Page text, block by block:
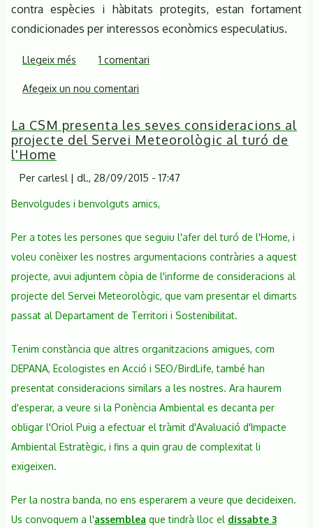
contra espècies i hàbitats protegits, estan fortament
condicionades per interessos econòmics especulatius.
Llegeix més sobre
asfaltatge
especulació.
II
en
defensa
territori
1 comentari
Afegeix un nou comentari
La CSM presenta les seves consideracions al
projecte del Servei Meteorològic al turó de
l'Home
Per carlesl | dl., 28/09/2015 - 17:47
Benvolgudes i benvolguts amics,
Per a totes les persones que seguiu l'afer del turó de l'Home, i
voleu conèixer les nostres argumentacions contràries a aquest
projecte, avui adjuntem còpia de l'informe de consideracions al
projecte del Servei Meteorològic, que vam presentar el dimarts
passat al Departament de Territori i Sostenibilitat.
Tenim constància que altres organitzacions amigues, com
DEPANA, Ecologistes en Acció i SEO/BirdLife, també han
presentat consideracions similars a les nostres. Ara haurem
d'esperar, a veure si la Ponència Ambiental es decanta per
obligar l'Oriol Puig a efectuar el tràmit d'Avaluació d'Impacte
Ambiental Estratègic, i fins a quin grau de complexitat li
exigeixen.
Per la nostra banda, no ens esperarem a veure que decideixen.
Us convoquem a l'assemblea que tindrà lloc el dissabte 3